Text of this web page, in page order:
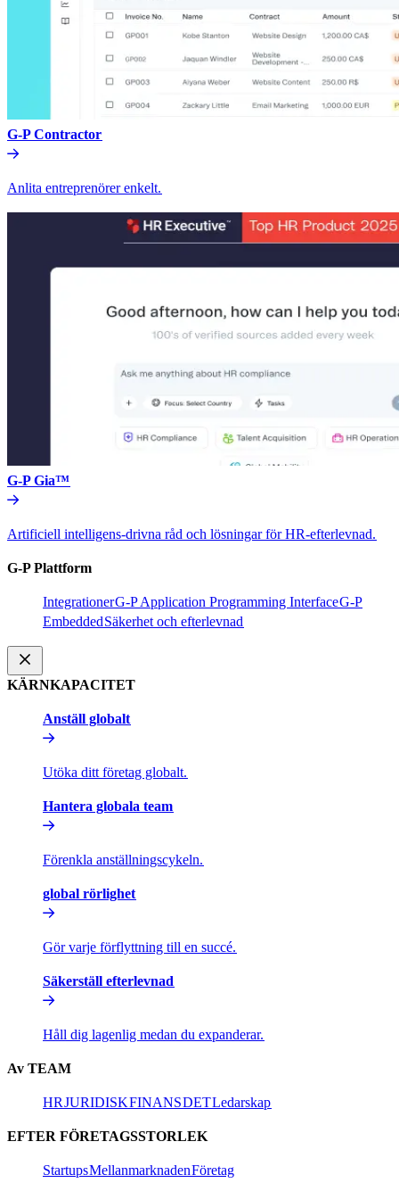
G-P Contractor​​
Anlita entreprenörer enkelt.​​
G-P Gia™​​
Artificiell intelligens-drivna råd och lösningar för HR-efterlevnad.​​
G-P Plattform​​
Integrationer​​G-P Application Programming Interface​​G-P
Embedded​​Säkerhet och efterlevnad​​
KÄRNKAPACITET​​
Anställ globalt​​
Utöka ditt företag globalt.​​
Hantera globala team​​
Förenkla anställningscykeln.​​
global rörlighet​​
Gör varje förflyttning till en succé.​​
Säkerställ efterlevnad​​
Håll dig lagenlig medan du expanderar.​​
Av TEAM​​
HR​​JURIDISK​​FINANS​​DET​​Ledarskap​​
EFTER FÖRETAGSSTORLEK​​
Startups​​Mellanmarknaden​​Företag​​